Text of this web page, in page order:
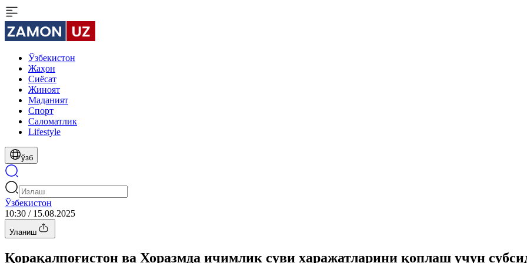
Ўзбекистон
Жаҳон
Сиёсат
Жиноят
Маданият
Спорт
Cаломатлик
Lifestyle
ўзб
Ўзбекистон
10:30 / 15.08.2025
Уланиш
Қорақалпоғистон ва Хоразмда ичимлик суви харажатларини қоплаш учун